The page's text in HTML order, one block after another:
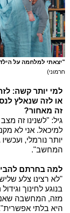
"יצאתי למלחמה על
חרמוני)
למי יותר קשה:
או לזה שנאלץ
זה מאחור?
גיל: "לשנינו זה
למיכאל. אני לא
יותר נורמלי,
המחשב".
למה בחרתם
"לא רצינו צלע
בנוגע לחינוך
מזה, המחשבה
היא בלתי